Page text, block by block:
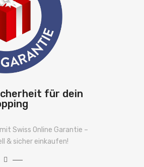
für dein
Swiss Online Garantie –
& sicher einkaufen!